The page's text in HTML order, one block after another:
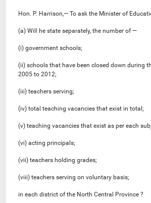
Hon. P. Harrison,— To ask the Minister of
(a) Will he state separately, the number of —
(i) government schools;
(ii) schools that have been closed down during
2005 to 2012;
(iii) teachers serving;
(iv) total teaching vacancies that exist in total;
(v) teaching vacancies that exist as per each
(vi) acting principals;
(vii) teachers holding grades;
(viii) teachers serving on voluntary basis;
in each district of the North Central Province ?